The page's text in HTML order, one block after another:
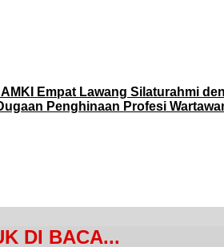
AMKI Empat Lawang Silaturahmi
Penghinaan Profesi
DI BACA...